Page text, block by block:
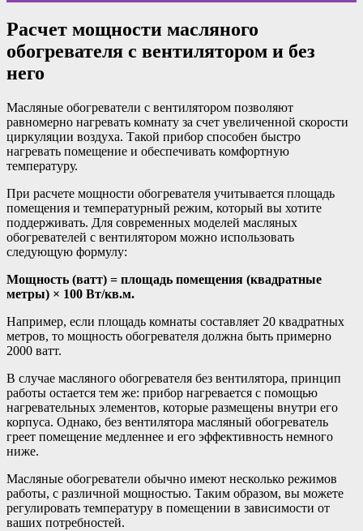
Расчет мощности масляного
обогревателя с вентилятором и без
него
Масляные обогреватели с вентилятором позволяют
равномерно нагревать комнату за счет увеличенной скорости
циркуляции воздуха. Такой прибор способен быстро
нагревать помещение и обеспечивать комфортную
температуру.
При расчете мощности обогревателя учитывается площадь
помещения и температурный режим, который вы хотите
поддерживать. Для современных моделей масляных
обогревателей с вентилятором можно использовать
следующую формулу:
Мощность (ватт) = площадь помещения (квадратные
метры) × 100 Вт/кв.м.
Например, если площадь комнаты составляет 20 квадратных
метров, то мощность обогревателя должна быть примерно
2000 ватт.
В случае масляного обогревателя без вентилятора, принцип
работы остается тем же: прибор нагревается с помощью
нагревательных элементов, которые размещены внутри его
корпуса. Однако, без вентилятора масляный обогреватель
греет помещение медленнее и его эффективность немного
ниже.
Масляные обогреватели обычно имеют несколько режимов
работы, с различной мощностью. Таким образом, вы можете
регулировать температуру в помещении в зависимости от
ваших потребностей.